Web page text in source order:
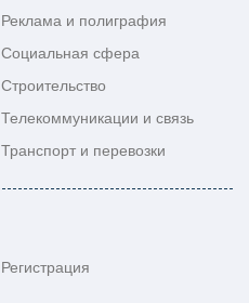
Реклама и полиграфия
Социальная сфера
Строительство
Телекоммуникации и связь
Транспорт и перевозки
Регистрация